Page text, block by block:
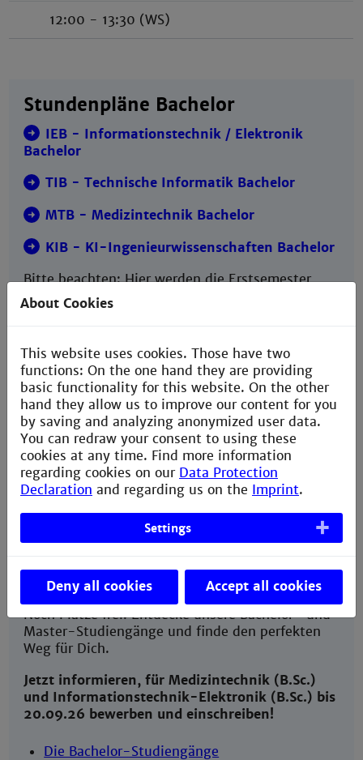
12:00 - 13:30 (WS)
Stundenpläne Bachelor
IEB - Informationstechnik / Elektronik
Bachelor
TIB - Technische Informatik Bachelor
MTB - Medizintechnik Bachelor
KIB - KI-Ingenieurwissenschaften Bachelor
Bitte beachten: Hier werden die Erstsemester
Stundenpläne angezeigt.
Stundenpläne Master
Masterstudiengänge
Bitte beachten: Wahlfächer im Master finden
grundsätzlich im 5. und 6. Block statt.
Deine Zukunft beginnt hier!
Noch Plätze frei! Entdecke unsere Bachelor- und
Master-Studiengänge und finde den perfekten
Weg für Dich.
Jetzt informieren, für Medizintechnik (B.Sc.)
und Informationstechnik-Elektronik (B.Sc.) bis
20.09.26 bewerben und einschreiben!
Die Bachelor-Studiengänge
About Cookies
This website uses cookies. Those have two
functions: On the one hand they are providing
basic functionality for this website. On the other
hand they allow us to improve our content for you
by saving and analyzing anonymized user data.
You can redraw your consent to using these
cookies at any time. Find more information
regarding cookies on our Data Protection
Declaration and regarding us on the Imprint.
Settings
Deny all cookies Accept all cookies